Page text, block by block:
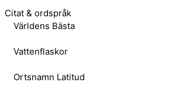
Citat & ordspråk
Världens Bästa
Vattenflaskor
Ortsnamn Latitud